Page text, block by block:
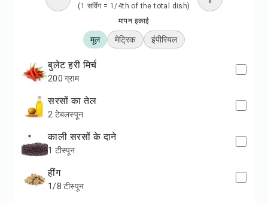
(1 सर्विंग = 1/4th of the total dish)
मापन इकाई
मूल मेट्रिक इंपीरियल
बुलेट हरी मिर्च
200 ग्राम
सरसों का तेल
2 टेबलस्पून
काली सरसों के दाने
1 टीस्पून
हींग
1/8 टीस्पून